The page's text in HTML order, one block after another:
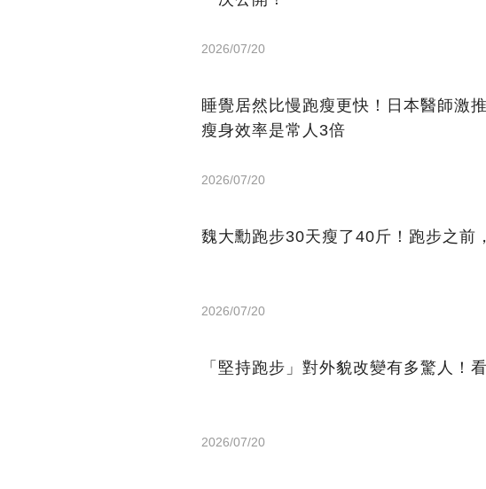
2026/07/20
睡覺居然比慢跑瘦更快！日本醫師激
瘦身效率是常人3倍
2026/07/20
魏大勳跑步30天瘦了40斤！跑步之前
2026/07/20
「堅持跑步」對外貌改變有多驚人！
2026/07/20